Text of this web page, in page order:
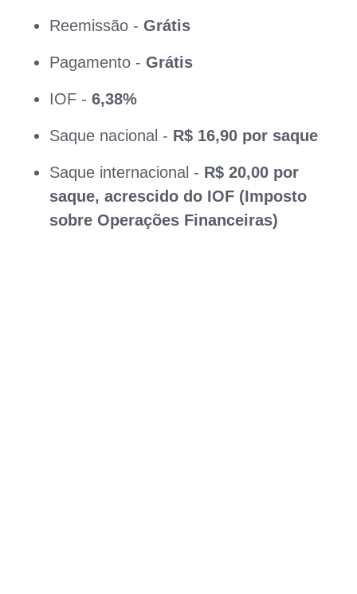
Reemissão - Grátis
Pagamento - Grátis
IOF - 6,38%
Saque nacional - R$ 16,90 por saque
Saque internacional - R$ 20,00 por
saque, acrescido do IOF (Imposto
sobre Operações Financeiras)